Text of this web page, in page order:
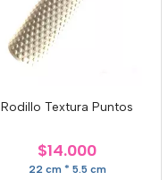
Rodillo Textura Puntos
$14.000
22 cm * 5.5 cm